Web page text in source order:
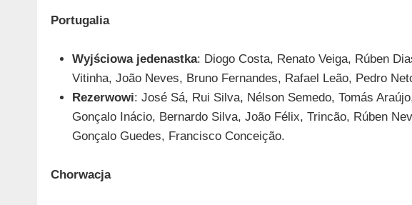
Portugalia
Wyjściowa jedenastka: Diogo Costa, Renato Veiga, Rúben
Vitinha, João Neves, Bruno Fernandes, Rafael Leão, Pedro
Rezerwowi: José Sá, Rui Silva, Nélson Semedo, Tomás
Gonçalo Inácio, Bernardo Silva, João Félix, Trincão, Rúben
Gonçalo Guedes, Francisco Conceição.
Chorwacja